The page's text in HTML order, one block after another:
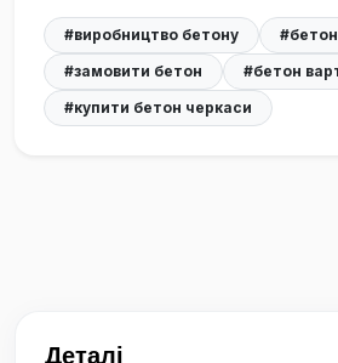
#виробництво бетону
#замовити бетон
#бетон
#купити бетон черкаси
Деталі